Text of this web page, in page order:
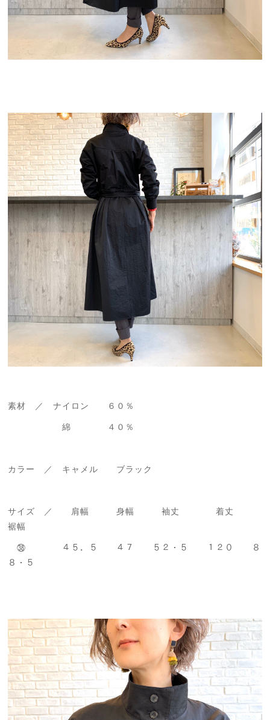
素材 ／ ナイロン ６０％
綿 ４０％
カラー ／ キャメル ブラック
サイズ ／ 肩幅 身幅 袖丈 着丈
裾幅
㊳ ４５．５ ４７ ５２・５ １２０ ８
８・５